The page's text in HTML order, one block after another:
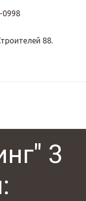
0998
88.
3